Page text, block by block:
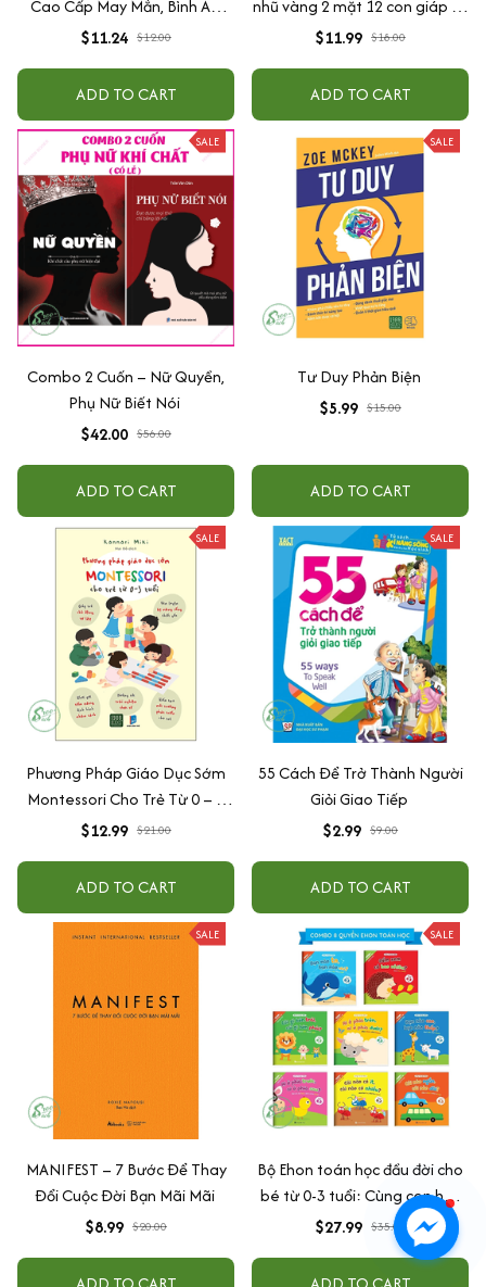
Cao Cấp May Mắn, Bình An,
Chiêu Tài Lộc
$11.24 $12.00
ADD TO CART
nhũ vàng 2 mặt 12 con giáp và
phật bản mệnh, để ốp lưng
quang
$11.99 $18.00
ADD TO CART
SALE
Combo 2 Cuốn – Nữ Quyền,
Phụ Nữ Biết Nói
$42.00 $56.00
ADD TO CART
SALE
Tư Duy Phản Biện
$5.99 $15.00
ADD TO CART
SALE
Phương Pháp Giáo Dục Sớm
Montessori Cho Trẻ Từ 0 – 3
Tuổi
$12.99 $21.00
ADD TO CART
SALE
55 Cách Để Trở Thành Người
Giỏi Giao Tiếp
$2.99 $9.00
ADD TO CART
SALE
MANIFEST – 7 Bước Để Thay
Đổi Cuộc Đời Bạn Mãi Mãi
$8.99 $20.00
SALE
Bộ Ehon toán học đầu đời cho
bé từ 0-3 tuổi: Cùng con học
toán (song ngữ Việt Anh)
$27.99 $35.00